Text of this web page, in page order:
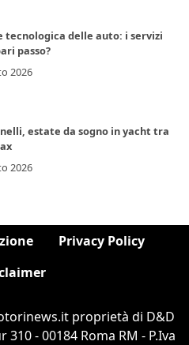
tecnologica delle auto: i servizi
passo?
2026
estate da sogno in yacht tra
2026
Privacy Policy
proprietà di D&D
310 - 00184 Roma RM - P.Iva